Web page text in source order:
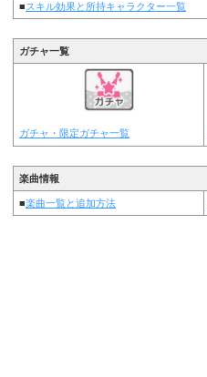
■スキル効果と所持キャラクター一覧
ガチャ一覧
ガチャ・限定ガチャ一覧
楽曲情報
■楽曲一覧と追加方法